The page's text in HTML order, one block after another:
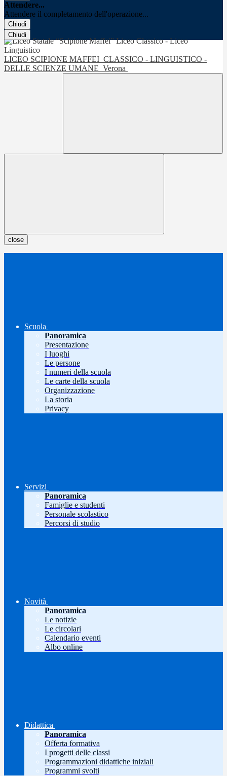
Attendere...
Attendere il completamento dell'operazione...
Chiudi
Chiudi
LICEO SCIPIONE MAFFEI CLASSICO - LINGUISTICO -
DELLE SCIENZE UMANE Verona
close
Scuola
Panoramica
Presentazione
I luoghi
Le persone
I numeri della scuola
Le carte della scuola
Organizzazione
La storia
Privacy
Servizi
Panoramica
Famiglie e studenti
Personale scolastico
Percorsi di studio
Novità
Panoramica
Le notizie
Le circolari
Calendario eventi
Albo online
Didattica
Panoramica
Offerta formativa
I progetti delle classi
Programmazioni didattiche iniziali
Programmi svolti